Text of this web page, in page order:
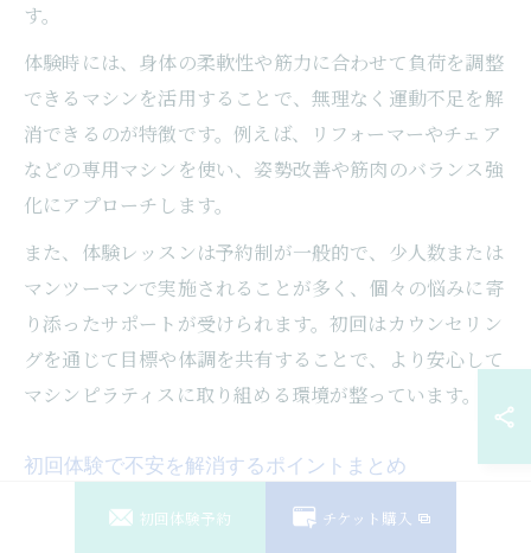
す。
体験時には、身体の柔軟性や筋力に合わせて負荷を調整
できるマシンを活用することで、無理なく運動不足を解
消できるのが特徴です。例えば、リフォーマーやチェア
などの専用マシンを使い、姿勢改善や筋肉のバランス強
化にアプローチします。
また、体験レッスンは予約制が一般的で、少人数または
マンツーマンで実施されることが多く、個々の悩みに寄
り添ったサポートが受けられます。初回はカウンセリン
グを通じて目標や体調を共有することで、より安心して
マシンピラティスに取り組める環境が整っています。
初回体験で不安を解消するポイントまとめ
初めてマシンピラティスを体験する際、多くの方が「マ
初回体験予約 チケット購入